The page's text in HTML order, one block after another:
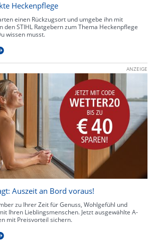
Heckenpflege
einen Rückzugsort und umgebe ihn mit
den STIHL Ratgebern zum Thema Heckenpflege
wissen musst.
ANZEIGE
Auszeit an Bord voraus!
zu Ihrer Zeit für Genuss, Wohlgefühl und
Ihren Lieblingsmenschen. Jetzt ausgewählte A-
mit Preisvorteil sichern.